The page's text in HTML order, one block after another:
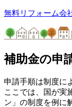
無料リフォーム会
補助金の申
申請手順は制度に
ここでは、国が実
ン」の制度を例に